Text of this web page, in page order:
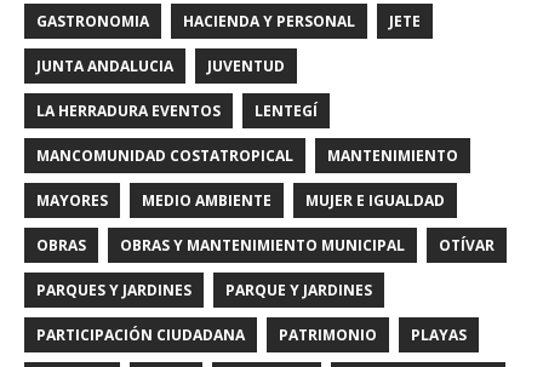
GASTRONOMIA HACIENDA Y PERSONAL JETE
JUNTA ANDALUCIA JUVENTUD
LA HERRADURA EVENTOS LENTEGÍ
MANCOMUNIDAD COSTATROPICAL MANTENIMIENTO
MAYORES MEDIO AMBIENTE MUJER E IGUALDAD
OBRAS OBRAS Y MANTENIMIENTO MUNICIPAL OTÍVAR
PARQUES Y JARDINES PARQUE Y JARDINES
PARTICIPACIÓN CIUDADANA PATRIMONIO PLAYAS